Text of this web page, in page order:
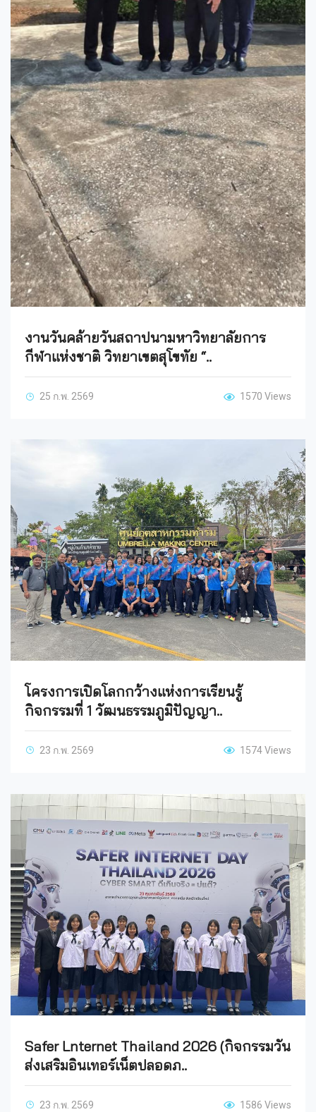
งานวันคล้ายวันสถาปนามหาวิทยาลัยการ
กีฬาแห่งชาติ วิทยาเขตสุโขทัย “..
25 ก.พ. 2569 1570 Views
โครงการเปิดโลกกว้างแห่งการเรียนรู้
กิจกรรมที่ 1 วัฒนธรรมภูมิปัญญา..
23 ก.พ. 2569 1574 Views
Safer Lnternet Thailand 2026 (กิจกรรมวัน
ส่งเสริมอินเทอร์เน็ตปลอดภ..
23 ก.พ. 2569 1586 Views